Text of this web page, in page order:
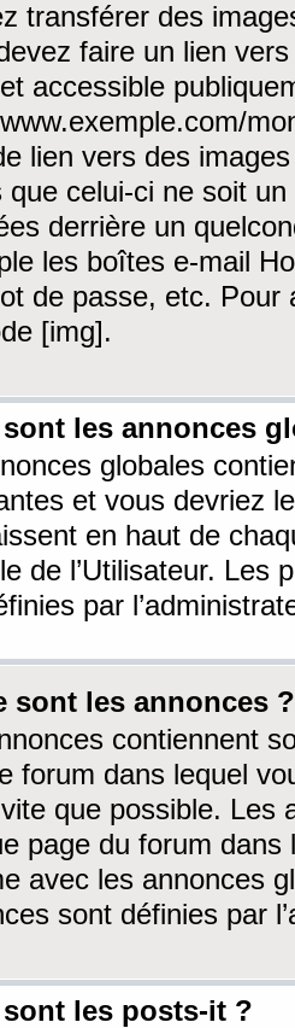
transférer des
faire un lien
accessible
lien vers des
que celui-ci ne soit
derrière un
les boîtes e-mail
de passe, etc. Pour
[img].
sont les annonces
globales
et vous devriez
en haut de
de l’Utilisateur. Les
par
sont les annonces ?
contiennent
forum dans lequel
que possible. Les
page du forum dans
avec les annonces
sont définies par
sont les posts-it ?